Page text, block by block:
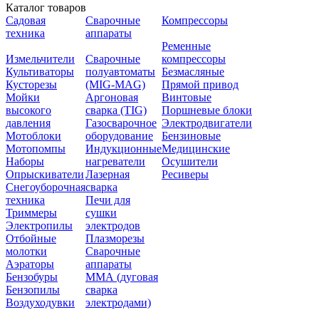
Каталог товаров
Садовая
техника
Измельчители
Культиваторы
Кусторезы
Мойки
высокого
давления
Мотоблоки
Мотопомпы
Наборы
Опрыскиватели
Снегоуборочная
техника
Триммеры
Электропилы
Отбойные
молотки
Аэраторы
Бензобуры
Бензопилы
Воздуходувки
Сварочные
аппараты
Сварочные
полуавтоматы
(MIG-MAG)
Аргоновая
сварка (TIG)
Газосварочное
оборудование
Индукционные
нагреватели
Лазерная
сварка
Печи для
сушки
электродов
Плазморезы
Сварочные
аппараты
ММА (дуговая
сварка
электродами)
Компрессоры
Ременные
компрессоры
Безмасляные
Прямой привод
Винтовые
Поршневые блоки
Электродвигатели
Бензиновые
Медицинские
Осушители
Ресиверы